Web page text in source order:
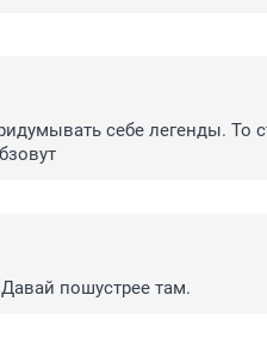
себе легенды. То
пошустрее там.